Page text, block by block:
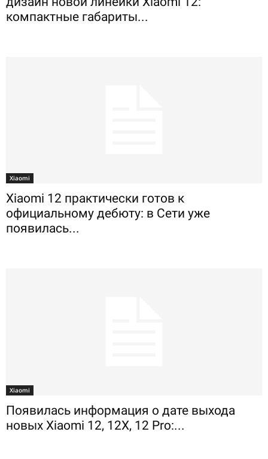
компактные габариты...
Xiaomi
Xiaomi 12 практически готов к
официальному дебюту: в Сети уже
появилась...
Xiaomi
Появилась информация о дате выхода
новых Xiaomi 12, 12X, 12 Pro:...